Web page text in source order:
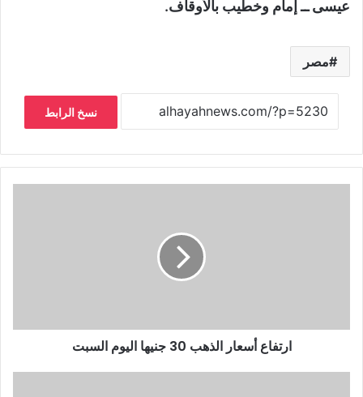
عيسى ــ إمام وخطيب بالأوقاف.
مصر
نسخ الرابط
ارتفاع أسعار الذهب 30 جنيها اليوم السبت